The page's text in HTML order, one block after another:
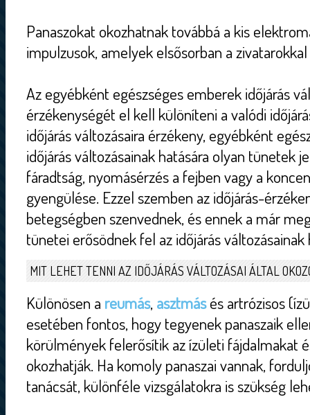
Panaszokat okozhatnak továbbá a kis
impulzusok, amelyek elsősorban a
Az egyébként egészséges emberek időjárás
érzékenységét el kell különíteni a valódi
időjárás változásaira érzékeny, egyébként
időjárás változásainak hatására olyan tünetek
fáradtság, nyomásérzés a fejben vagy a
gyengülése. Ezzel szemben az időjárás-
betegségben szenvednek, és ennek a már
tünetei erősödnek fel az időjárás változásainak
MIT LEHET TENNI AZ IDŐJÁRÁS VÁLTOZÁSAI ÁLTAL
Különösen a reumás, asztmásés artrózisos
esetében fontos, hogy tegyenek panaszaik
körülmények felerősítik az ízületi fájdalmakat
okozhatják. Ha komoly panaszai vannak,
tanácsát, különféle vizsgálatokra is szükség